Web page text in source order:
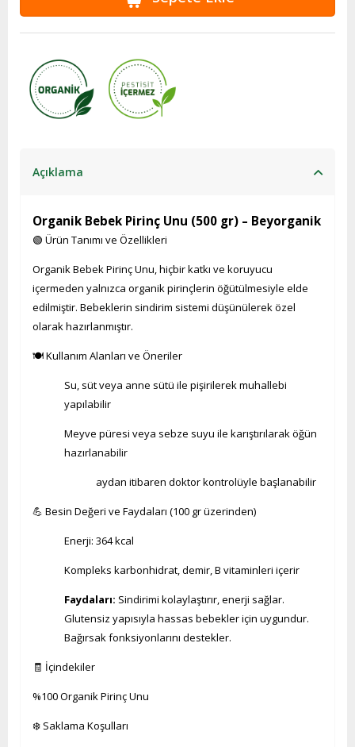
Açıklama
Organik Bebek Pirinç Unu (500 gr) – Beyorganik
🟢 Ürün Tanımı ve Özellikleri
Organik Bebek Pirinç Unu, hiçbir katkı ve koruyucu
içermeden yalnızca organik pirinçlerin öğütülmesiyle elde
edilmiştir. Bebeklerin sindirim sistemi düşünülerek özel
olarak hazırlanmıştır.
🍽️ Kullanım Alanları ve Öneriler
Su, süt veya anne sütü ile pişirilerek muhallebi
yapılabilir
Meyve püresi veya sebze suyu ile karıştırılarak öğün
hazırlanabilir
aydan itibaren doktor kontrolüyle başlanabilir
💪 Besin Değeri ve Faydaları (100 gr üzerinden)
Enerji: 364 kcal
Kompleks karbonhidrat, demir, B vitaminleri içerir
Faydaları: Sindirimi kolaylaştırır, enerji sağlar.
Glutensiz yapısıyla hassas bebekler için uygundur.
Bağırsak fonksiyonlarını destekler.
🧾 İçindekiler
%100 Organik Pirinç Unu
❄️ Saklama Koşulları